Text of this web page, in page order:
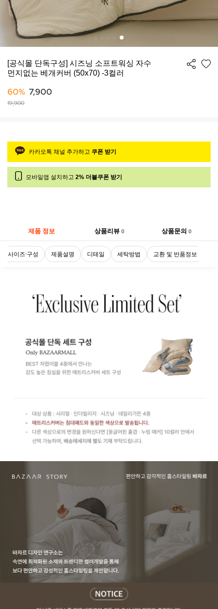
[공식몰 단독구성] 시즈닝 소프트워싱 자수
먼지없는 베개커버 (50x70) -3컬러
60% 7,900
19,900
카카오톡 채널 추가하고 쿠폰 받기
모바일앱 설치하고 2% 더블쿠폰 받기
제품 정보 상품리뷰 0 상품문의0
사이즈·구성 제품설명 디테일 세탁방법 교환 및 반품정보